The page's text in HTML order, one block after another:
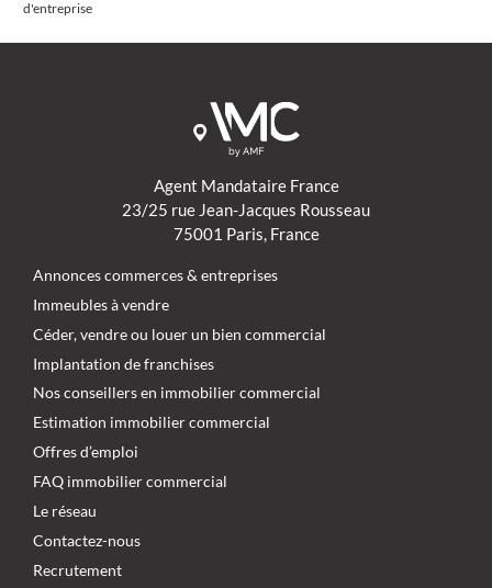
d'entreprise
Agent Mandataire France
23/25 rue Jean-Jacques Rousseau
75001 Paris, France
Annonces commerces & entreprises
Immeubles à vendre
Céder, vendre ou louer un bien commercial
Implantation de franchises
Nos conseillers en immobilier commercial
Estimation immobilier commercial
Offres d’emploi
FAQ immobilier commercial
Le réseau
Contactez-nous
Recrutement